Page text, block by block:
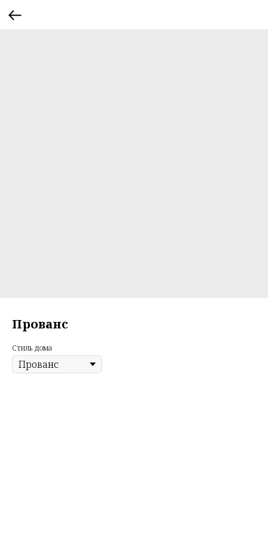
Прованс
Стиль дома